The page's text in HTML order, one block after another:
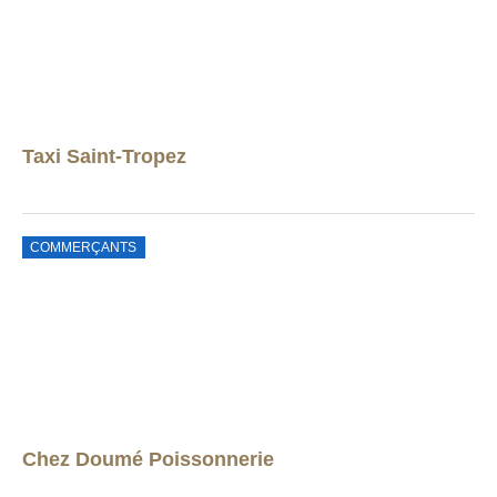
Taxi Saint-Tropez
COMMERÇANTS
Chez Doumé Poissonnerie